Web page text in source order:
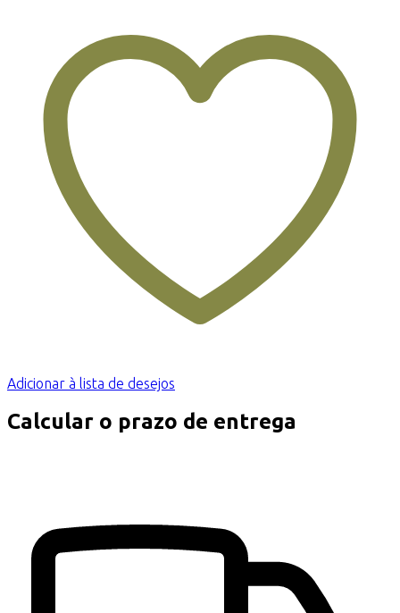
Adicionar à lista de desejos
Calcular o prazo de entrega